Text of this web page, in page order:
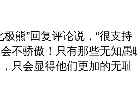
熊”回复评论说，“很支持
不骄傲！只有那些无知
只会显得他们更加的无耻